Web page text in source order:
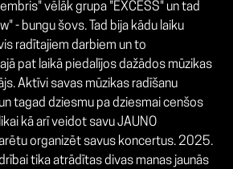
vēlāk grupa "EXCESS" un tad
- bungu šovs. Tad bija kādu laiku
radītajiem darbiem un to
pat laikā piedalījos dažādos mūzikas
Aktīvi savas mūzikas radīšanu
tagad dziesmu pa dziesmai cenšos
kā arī veidot savu JAUNO
organizēt savus koncertus. 2025.
tika atrādītas divas manas jaunās